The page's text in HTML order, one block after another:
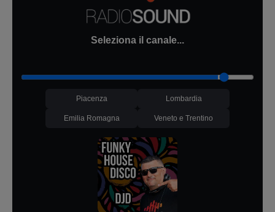
Seleziona il canale...
Piacenza Lombardia
Emilia Romagna Veneto e Trentino